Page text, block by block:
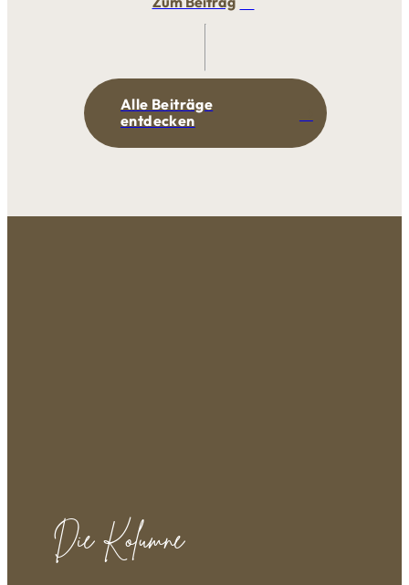
Alle Beiträge
entdecken
Die Kolumne